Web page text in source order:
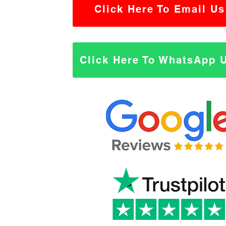
Click Here To Email Us
Click Here To WhatsApp